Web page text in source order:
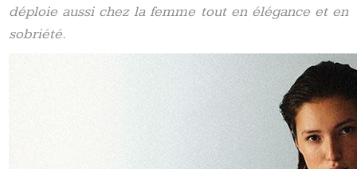
déploie aussi chez la femme tout en élégance et en
sobriété.